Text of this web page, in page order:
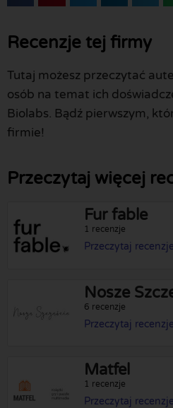
Recenzje tej firmy
Tutaj możesz przeczytać
osób na temat ich
Biolabs. Bądź pierwszym,
firmie!
Przeczytaj więcej
Fur fable
1 recenzje
Przeczytaj
Nosze
6 recenzje
Przeczytaj
Matfel
1 recenzje
Przeczytaj